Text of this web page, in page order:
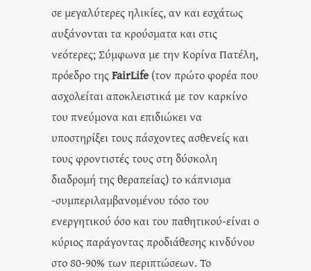
σε μεγαλύτερες ηλικίες, αν και εσχάτως
αυξάνονται τα κρούσματα και στις
νεότερες; Σύμφωνα με την Κορίνα Πατέλη,
πρόεδρο τηςFairLife (τον πρώτο φορέα που
ασχολείται αποκλειστικά με τον καρκίνο
του πνεύμονα και επιδιώκει να
υποστηρίξει τους πάσχοντες ασθενείς και
τους φροντιστές τους στη δύσκολη
διαδρομή της θεραπείας) το κάπνισμα
-συμπεριλαμβανομένου τόσο του
ενεργητικού όσο και του παθητικού-είναι ο
κύριος παράγοντας προδιάθεσης κινδύνου
στο 80-90% των περιπτώσεων. Το